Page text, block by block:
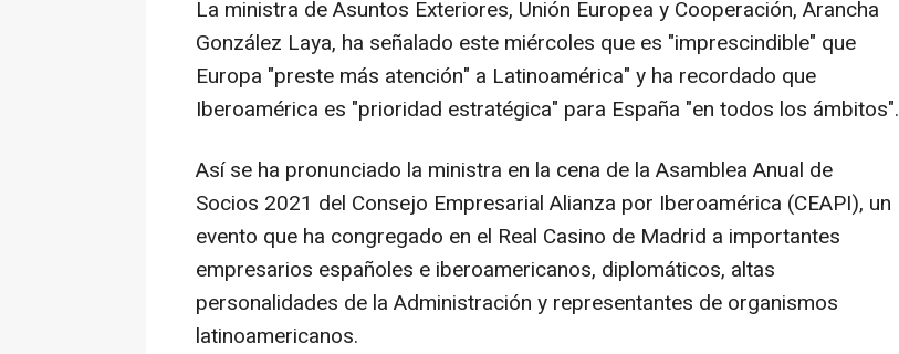
La ministra de Asuntos Exteriores, Unión Europea y Cooperación, Arancha
González Laya, ha señalado este miércoles que es "imprescindible" que
Europa "preste más atención" a Latinoamérica" y ha recordado que
Iberoamérica es "prioridad estratégica" para España "en todos los ámbitos".
Así se ha pronunciado la ministra en la cena de la Asamblea Anual de
Socios 2021 del Consejo Empresarial Alianza por Iberoamérica (CEAPI), un
evento que ha congregado en el Real Casino de Madrid a importantes
empresarios españoles e iberoamericanos, diplomáticos, altas
personalidades de la Administración y representantes de organismos
latinoamericanos.